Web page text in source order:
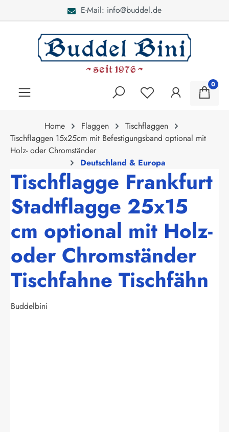
E-Mail: info@buddel.de
0
Home Flaggen
Tischflaggen
Tischflaggen 15x25cm mit Befestigungsband optional mit
Holz- oder Chromständer
Deutschland & Europa
Tischflagge Frankfurt
Stadtflagge 25x15
cm optional mit Holz-
oder Chromständer
Tischfahne Tischfähn
Buddelbini